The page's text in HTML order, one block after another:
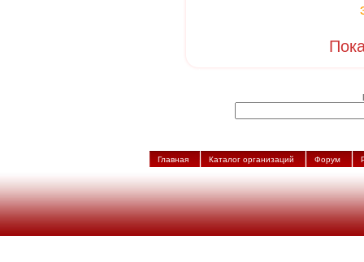
Главная Каталог организаций Форум